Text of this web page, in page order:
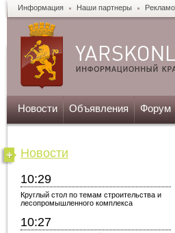
Информация Наши партнеры
Новости Объявления Форум
Новости
10:29
Круглый стол по темам строительства и
лесопромышленного комплекса
10:27